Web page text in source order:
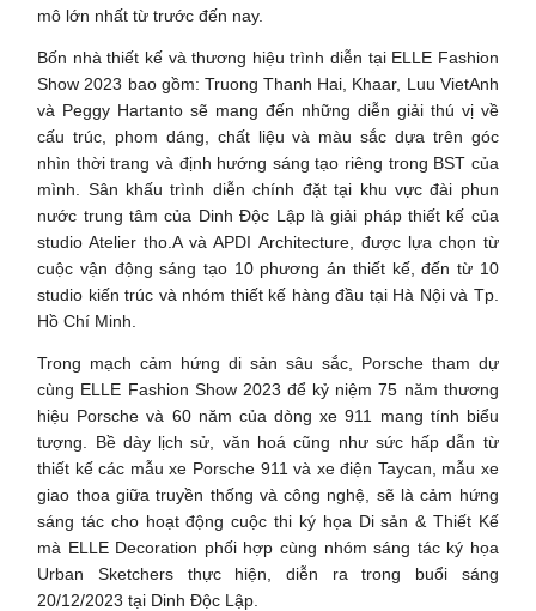
mô lớn nhất từ trước đến nay.
Bốn nhà thiết kế và thương hiệu trình diễn tại ELLE Fashion
Show 2023 bao gồm: Truong Thanh Hai, Khaar, Luu VietAnh
và Peggy Hartanto sẽ mang đến những diễn giải thú vị về
cấu trúc, phom dáng, chất liệu và màu sắc dựa trên góc
nhìn thời trang và định hướng sáng tạo riêng trong BST của
mình. Sân khấu trình diễn chính đặt tại khu vực đài phun
nước trung tâm của Dinh Độc Lập là giải pháp thiết kế của
studio Atelier tho.A và APDI Architecture, được lựa chọn từ
cuộc vận động sáng tạo 10 phương án thiết kế, đến từ 10
studio kiến trúc và nhóm thiết kế hàng đầu tại Hà Nội và Tp.
Hồ Chí Minh.
Trong mạch cảm hứng di sản sâu sắc, Porsche tham dự
cùng ELLE Fashion Show 2023 để kỷ niệm 75 năm thương
hiệu Porsche và 60 năm của dòng xe 911 mang tính biểu
tượng. Bề dày lịch sử, văn hoá cũng như sức hấp dẫn từ
thiết kế các mẫu xe Porsche 911 và xe điện Taycan, mẫu xe
giao thoa giữa truyền thống và công nghệ, sẽ là cảm hứng
sáng tác cho hoạt động cuộc thi ký họa Di sản & Thiết Kế
mà ELLE Decoration phối hợp cùng nhóm sáng tác ký họa
Urban Sketchers thực hiện, diễn ra trong buổi sáng
20/12/2023 tại Dinh Độc Lập.